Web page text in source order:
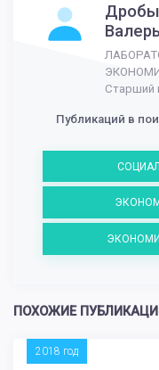
Старший
Публикаций в
ПОХОЖИЕ
2018 год